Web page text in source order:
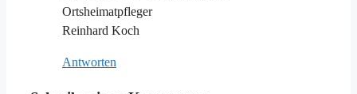
Ortsheimatpfleger
Reinhard Koch
Antworten